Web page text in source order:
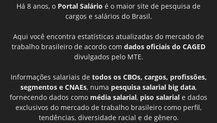
Há 8 anos, o Portal Salário é o maior site de pesquisa de
cargos e salários do Brasil.
Aqui você encontra estatísticas atualizadas do mercado de
trabalho brasileiro de acordo com dados oficiais do CAGED
divulgados pelo MTE.
Informações salariais de todos os CBOs, cargos, profissões,
segmentos e CNAEs, numa pesquisa salarial big data,
fornecendo dados como média salarial, piso salarial e dados
exclusivos do mercado de trabalho brasileiro como perfil,
tendências, diversidade racial e de gênero.